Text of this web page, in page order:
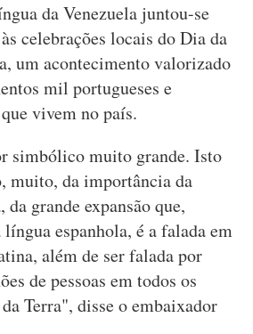
da Venezuela juntou-se
celebrações locais do Dia da
um acontecimento valorizado
mil portugueses e
vivem no país.
simbólico muito grande. Isto
muito, da importância da
grande expansão que,
espanhola, é a falada em
além de ser falada por
de pessoas em todos os
Terra", disse o embaixador